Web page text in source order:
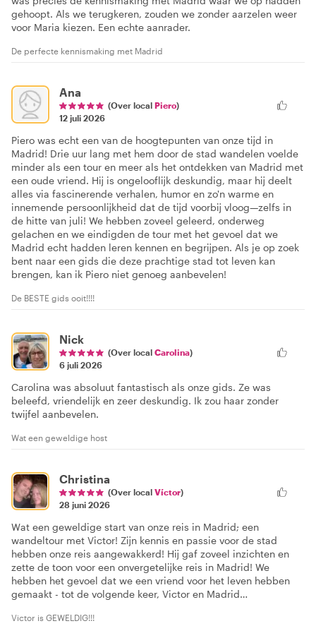
gehoopt. Als we terugkeren, zouden we zonder aarzelen weer
voor Maria kiezen. Een echte aanrader.
De perfecte kennismaking met Madrid
Ana
(Over local Piero)
12 juli 2026
Piero was echt een van de hoogtepunten van onze tijd in
Madrid! Drie uur lang met hem door de stad wandelen voelde
minder als een tour en meer als het ontdekken van Madrid met
een oude vriend. Hij is ongelooflijk deskundig, maar hij deelt
alles via fascinerende verhalen, humor en zo'n warme en
innemende persoonlijkheid dat de tijd voorbij vloog—zelfs in
de hitte van juli! We hebben zoveel geleerd, onderweg
gelachen en we eindigden de tour met het gevoel dat we
Madrid echt hadden leren kennen en begrijpen. Als je op zoek
bent naar een gids die deze prachtige stad tot leven kan
brengen, kan ik Piero niet genoeg aanbevelen!
De BESTE gids ooit!!!!
Nick
(Over local Carolina)
6 juli 2026
Carolina was absoluut fantastisch als onze gids. Ze was
beleefd, vriendelijk en zeer deskundig. Ik zou haar zonder
twijfel aanbevelen.
Wat een geweldige host
Christina
(Over local Víctor)
28 juni 2026
Wat een geweldige start van onze reis in Madrid; een
wandeltour met Victor! Zijn kennis en passie voor de stad
hebben onze reis aangewakkerd! Hij gaf zoveel inzichten en
zette de toon voor een onvergetelijke reis in Madrid! We
hebben het gevoel dat we een vriend voor het leven hebben
gemaakt - tot de volgende keer, Victor en Madrid…
Victor is GEWELDIG!!!